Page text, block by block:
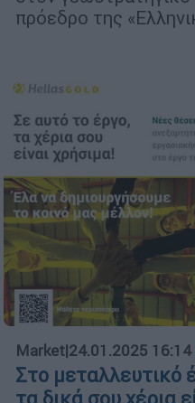
πρόεδρο της
Market|24.01.2025 16:14
Στο μεταλλευτικό